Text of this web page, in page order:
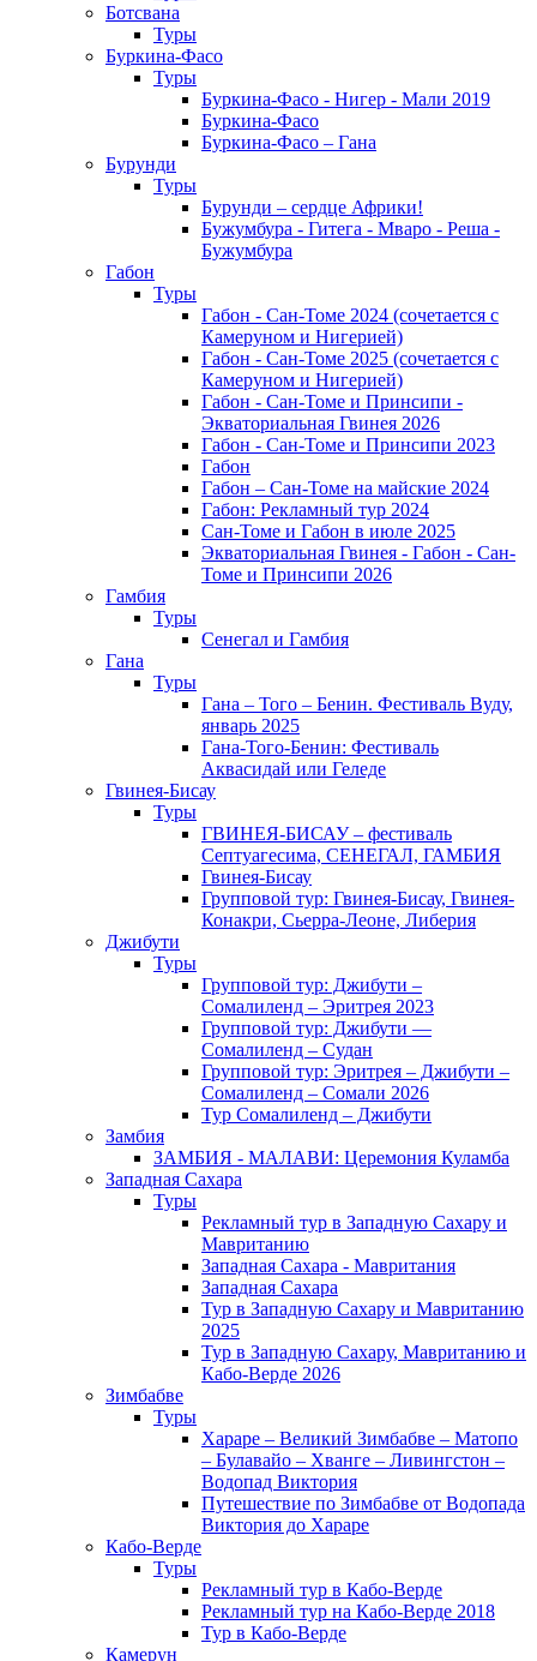
Ботсвана
Туры
Буркина-Фасо
Туры
Буркина-Фасо - Нигер - Мали 2019
Буркина-Фасо
Буркина-Фасо – Гана
Бурунди
Туры
Бурунди – сердце Африки!
Бужумбура - Гитега - Мваро - Реша -
Бужумбура
Габон
Туры
Габон - Сан-Томе 2024 (сочетается с
Камеруном и Нигерией)
Габон - Сан-Томе 2025 (сочетается с
Камеруном и Нигерией)
Габон - Сан-Томе и Принсипи -
Экваториальная Гвинея 2026
Габон - Сан-Томе и Принсипи 2023
Габон
Габон – Сан-Томе на майские 2024
Габон: Рекламный тур 2024
Сан-Томе и Габон в июле 2025
Экваториальная Гвинея - Габон - Сан-
Томе и Принсипи 2026
Гамбия
Туры
Сенегал и Гамбия
Гана
Туры
Гана – Того – Бенин. Фестиваль Вуду,
январь 2025
Гана-Того-Бенин: Фестиваль
Аквасидай или Геледе
Гвинея-Бисау
Туры
ГВИНЕЯ-БИСАУ – фестиваль
Септуагесима, СЕНЕГАЛ, ГАМБИЯ
Гвинея-Бисау
Групповой тур: Гвинея-Бисау, Гвинея-
Конакри, Сьерра-Леоне, Либерия
Джибути
Туры
Групповой тур: Джибути –
Cомалиленд – Эритрея 2023
Групповой тур: Джибути —
Сомалиленд – Судан
Групповой тур: Эритрея – Джибути –
Сомалиленд – Сомали 2026
Тур Cомалиленд – Джибути
Замбия
ЗАМБИЯ - МАЛАВИ: Церемония Куламба
Западная Сахара
Туры
Рекламный тур в Западную Сахару и
Мавританию
Западная Сахара - Мавритания
Западная Сахара
Тур в Западную Сахару и Мавританию
2025
Тур в Западную Сахару, Мавританию и
Кабо-Верде 2026
Зимбабве
Туры
Хараре – Великий Зимбабве – Матопо
– Булавайо – Хванге – Ливингстон –
Водопад Виктория
Путешествие по Зимбабве от Водопада
Виктория до Хараре
Кабо-Верде
Туры
Рекламный тур в Кабо-Верде
Рекламный тур на Кабо-Верде 2018
Тур в Кабо-Верде
Камерун